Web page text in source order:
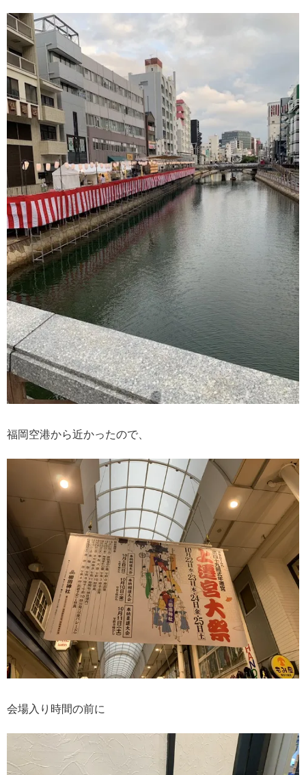
福岡空港から近かったので、
会場入り時間の前に